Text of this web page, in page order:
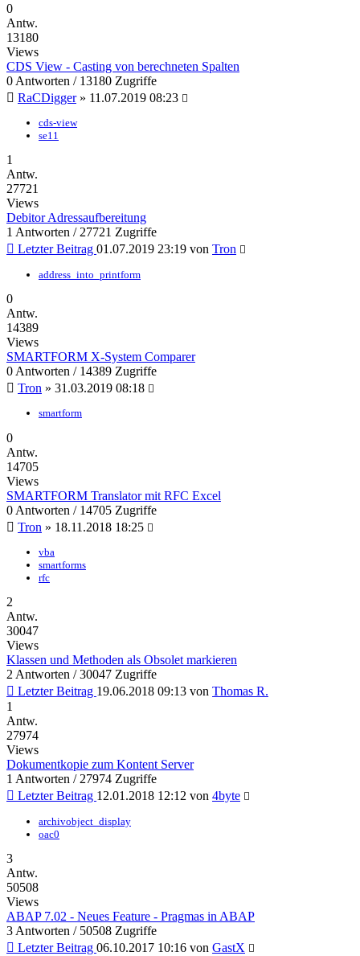
0
Antw.
13180
Views
CDS View - Casting von berechneten Spalten
0 Antworten / 13180 Zugriffe
RaCDigger» 11.07.2019 08:23
cds-view
se11
1
Antw.
27721
Views
Debitor Adressaufbereitung
1 Antworten / 27721 Zugriffe
Letzter Beitrag 01.07.2019 23:19 von Tron
address_into_printform
0
Antw.
14389
Views
SMARTFORM X-System Comparer
0 Antworten / 14389 Zugriffe
Tron » 31.03.2019 08:18
smartform
0
Antw.
14705
Views
SMARTFORM Translator mit RFC Excel
0 Antworten / 14705 Zugriffe
Tron » 18.11.2018 18:25
vba
smartforms
rfc
2
Antw.
30047
Views
Klassen und Methoden als Obsolet markieren
2 Antworten / 30047 Zugriffe
Letzter Beitrag 19.06.2018 09:13 von Thomas R.
1
Antw.
27974
Views
Dokumentkopie zum Kontent Server
1 Antworten / 27974 Zugriffe
Letzter Beitrag 12.01.2018 12:12 von 4byte
archivobject_display
oac0
3
Antw.
50508
Views
ABAP 7.02 - Neues Feature - Pragmas in ABAP
3 Antworten / 50508 Zugriffe
Letzter Beitrag 06.10.2017 10:16 von GastX